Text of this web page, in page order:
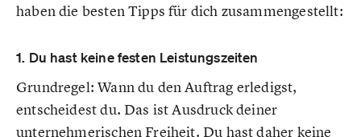
haben die besten Tipps für dich zusammengestellt:
1. Du hast keine festen Leistungszeiten
Grundregel: Wann du den Auftrag erledigst,
entscheidest du. Das ist Ausdruck deiner
unternehmerischen Freiheit. Du hast daher keine